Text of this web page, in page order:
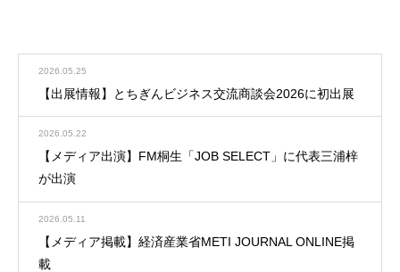
2026.05.25
【出展情報】とちぎんビジネス交流商談会2026に初出展
2026.05.22
【メディア出演】FM桐生「JOB SELECT」に代表三浦梓
が出演
2026.05.11
【メディア掲載】経済産業省METI JOURNAL ONLINE掲
載